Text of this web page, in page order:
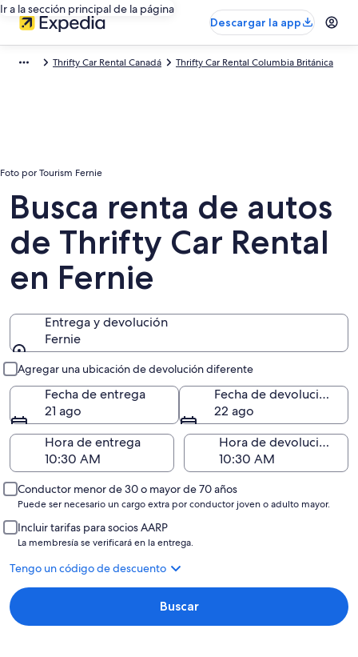
Ir a la sección principal de la página
Descargar la app
Thrifty Car Rental Canadá Thrifty Car Rental Columbia Británica
Foto por Tourism Fernie
Busca renta de autos
de Thrifty Car Rental
en Fernie
Entrega y devolución
Fernie
Agregar una ubicación de devolución diferente
Fecha de entrega
21 ago
Fecha de devolución
22 ago
Hora de entrega
Hora de devolución
Conductor menor de 30 o mayor de 70 años
Puede ser necesario un cargo extra por conductor joven o adulto mayor.
Incluir tarifas para socios AARP
La membresía se verificará en la entrega.
Tengo un código de descuento
Buscar